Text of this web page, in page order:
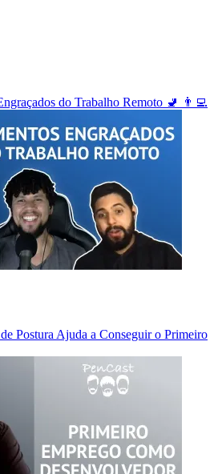
do Trabalho Remoto 🚽 👨‍💻
Postura Ajuda a Conseguir o Primeiro